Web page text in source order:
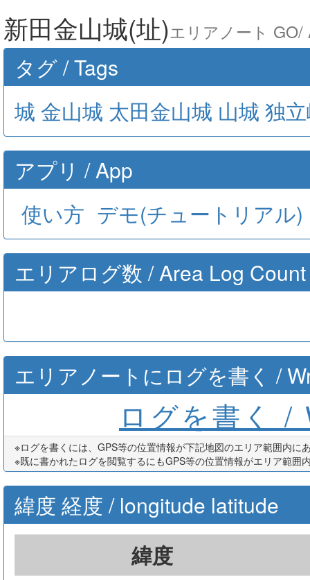
新田金山城(址)エリアノート GO/
タグ / Tags
城 金山城 太田金山城 山城 独
アプリ / App
使い方 デモ(チュートリアル)
エリアログ数 / Area Log Count
エリアノートにログを書く /
ログを書く
※ログを書くには、GPS等の位置情報が下記地図のエリア範囲内に
※既に書かれたログを閲覧するにもGPS等の位置情報がエリア範囲
緯度 経度 / longitude latitude
緯度